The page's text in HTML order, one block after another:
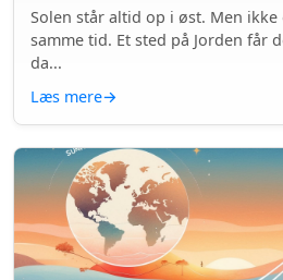
Solen står altid op i øst. Men
samme tid. Et sted på Jorden får
da...
Læs mere→